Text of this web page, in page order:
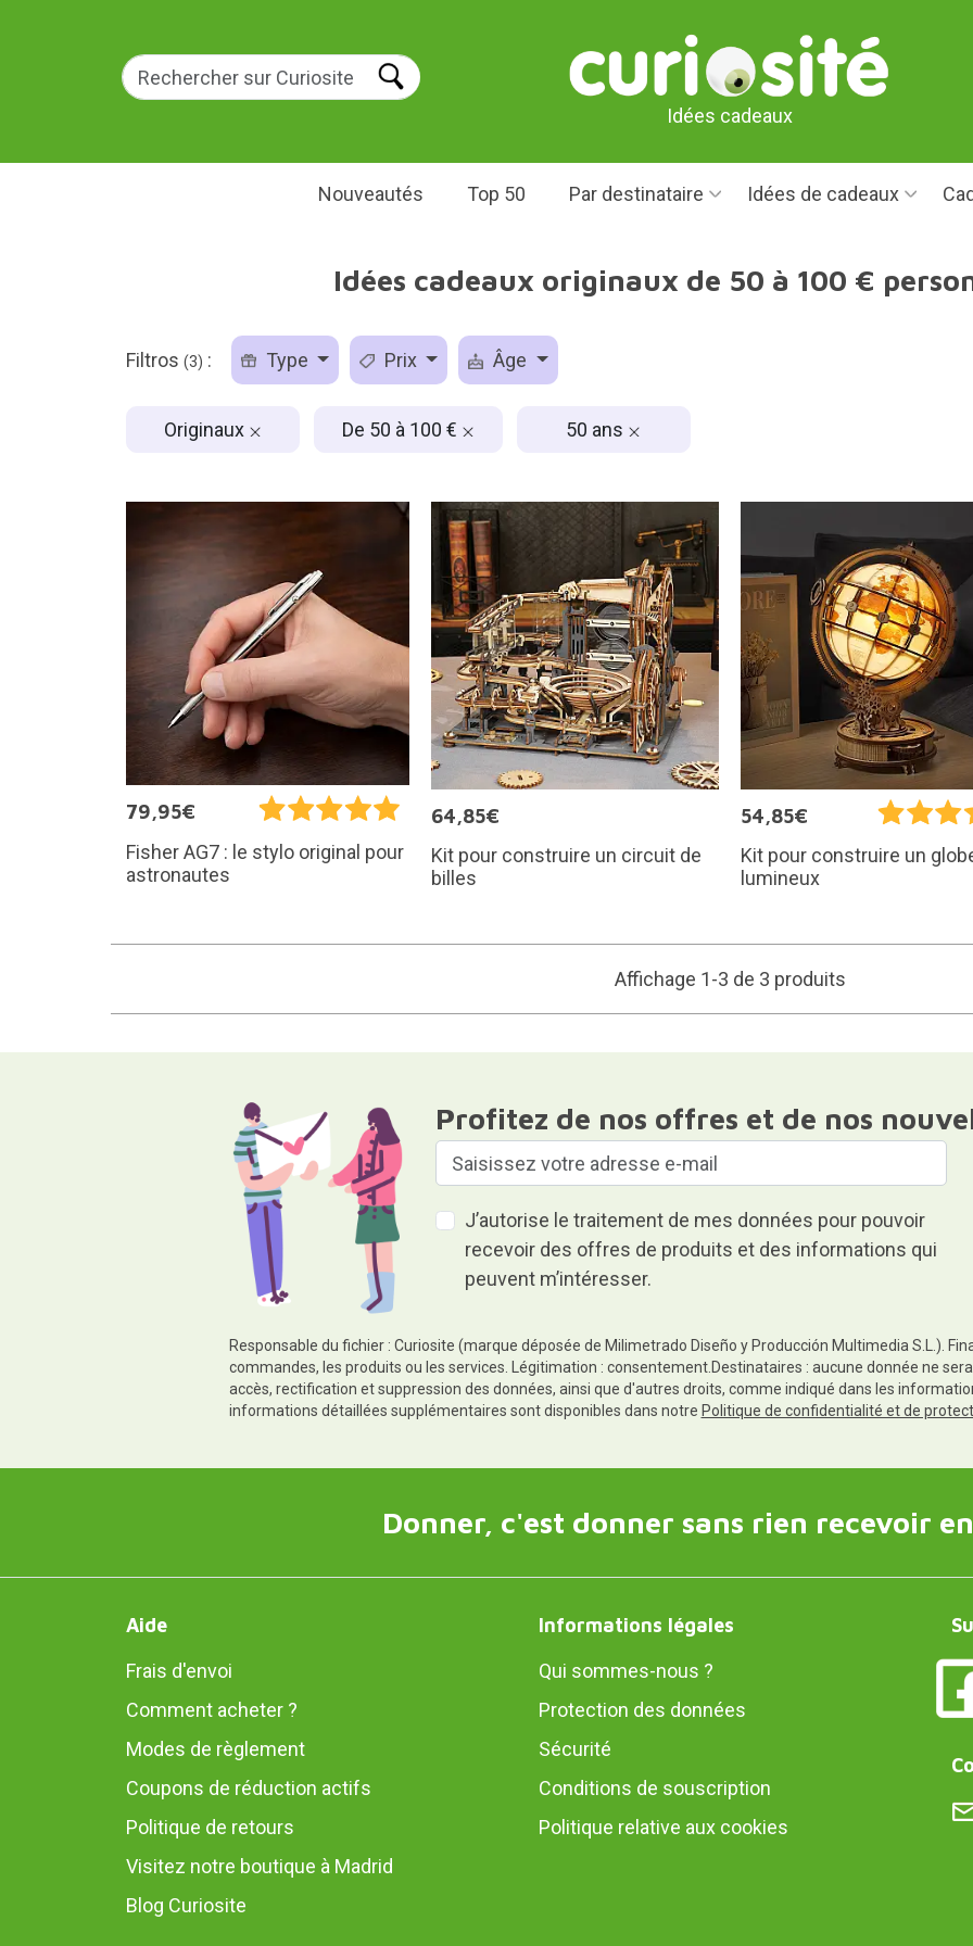
Idées cadeaux
Nouveautés Top 50 Par destinataire Idées de cadeaux
Idées cadeaux originaux de 50 à 100 €
Filtros (3) : Type Prix Âge
Originaux De 50 à 100 € 50 ans
79,95€
Fisher AG7 : le stylo original pour
astronautes
64,85€
Kit pour construire un circuit de
billes
54,85€
Kit pour construire un
lumineux
Affichage 1-3 de 3 produits
Profitez de nos offres et de nos
J’autorise le traitement de mes données pour pouvoir
recevoir des offres de produits et des informations qui
peuvent m’intéresser.
Responsable du fichier : Curiosite (marque déposée de Milimetrado Diseño y Producción Multimedia S.L.).
commandes, les produits ou les services. Légitimation : consentement.Destinataires : aucune donnée ne
accès, rectification et suppression des données, ainsi que d'autres droits, comme indiqué dans les
informations détaillées supplémentaires sont disponibles dans notre Politique de confidentialité et de
Donner, c'est donner sans rien recevoir
Aide
Frais d'envoi
Comment acheter ?
Modes de règlement
Coupons de réduction actifs
Politique de retours
Visitez notre boutique à Madrid
Blog Curiosite
Informations légales
Qui sommes-nous ?
Protection des données
Sécurité
Conditions de souscription
Politique relative aux cookies